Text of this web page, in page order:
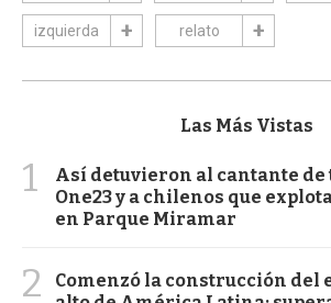
izquierda relato
Las Más Vistas
1
Así detuvieron al cantante de
One23 y a chilenos que
en Parque Miramar
2
Comenzó la construcción del